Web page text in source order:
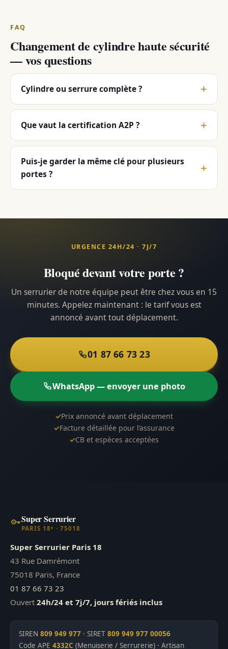
FAQ
Changement de cylindre haute sécurité
— vos questions
Cylindre ou serrure complète ?
Que vaut la certification A2P ?
Puis-je garder la même clé pour plusieurs
portes ?
URGENCE 24H/24 · 7J/7
Bloqué devant votre porte ?
Un serrurier de notre équipe peut être chez vous en 15
minutes. Appelez maintenant : le tarif vous est
annoncé avant tout déplacement.
01 87 66 73 23
WhatsApp — envoyer une photo
✓Prix annoncé avant déplacement
✓Facture détaillée pour l’assurance
✓CB et espèces acceptées
Super Serrurier
PARIS 18ᵉ · 75018
Super Serrurier Paris 18
43 Rue Damrémont
75018 Paris, France
01 87 66 73 23
Ouvert 24h/24 et 7j/7, jours fériés inclus
SIREN 809 949 977 · SIRET 809 949 977 00056
Code APE 4332C (Menuiserie / Serrurerie) · Artisan